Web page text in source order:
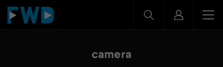
camera